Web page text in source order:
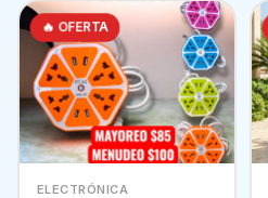
🔥 OFERTA
ELECTRÓNICA